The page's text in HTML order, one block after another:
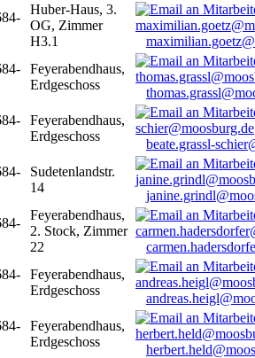
Huber-Haus, 3.
OG, Zimmer
H3.1
Feyerabendhaus,
Erdgeschoss
Feyerabendhaus,
Erdgeschoss
beate.grassl-
Sudetenlandstr.
14
Feyerabendhaus,
2. Stock, Zimmer
22
Feyerabendhaus,
Erdgeschoss
Feyerabendhaus,
Erdgeschoss